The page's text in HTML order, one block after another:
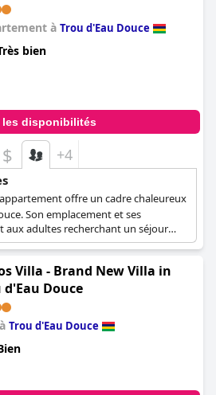
à Trou d'Eau Douce
bien
les disponibilités
$ +4
offre un cadre chaleureux
Son emplacement et ses
aux adultes recherchant un séjour
Villa - Brand New Villa in
d'Eau Douce
Trou d'Eau Douce